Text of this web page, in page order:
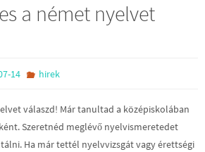
a német nyelvet
14 hirek
válaszd! Már tanultad a középiskolában
Szeretnéd meglévő nyelvismeretedet
Ha már tettél nyelvvizsgát vagy érettségi